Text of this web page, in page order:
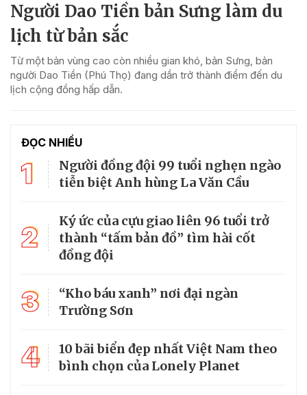
Người Dao Tiền bản Sưng làm du
lịch từ bản sắc
Từ một bản vùng cao còn nhiều gian khó, bản Sưng, bản
người Dao Tiền (Phú Thọ) đang dần trở thành điểm đến du
lịch cộng đồng hấp dẫn.
ĐỌC NHIỀU
1
Người đồng đội 99 tuổi nghẹn ngào
tiễn biệt Anh hùng La Văn Cầu
2
Ký ức của cựu giao liên 96 tuổi trở
thành “tấm bản đồ” tìm hài cốt
đồng đội
3
“Kho báu xanh” nơi đại ngàn
Trường Sơn
4
10 bãi biển đẹp nhất Việt Nam theo
bình chọn của Lonely Planet